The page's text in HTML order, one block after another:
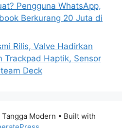
Pengguna WhatsApp,
Berkurang 20 Juta di
Rilis, Valve Hadirkan
Trackpad Haptik, Sensor
Deck
Modern • Built with